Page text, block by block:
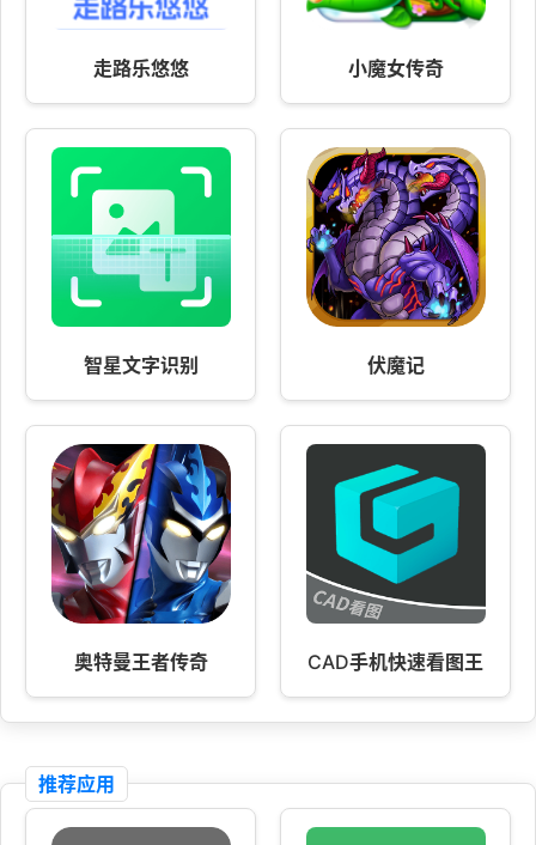
走路乐悠悠 小魔女传奇
智星文字识别 伏魔记
奥特曼王者传奇 CAD手机快速看图王
推荐应用